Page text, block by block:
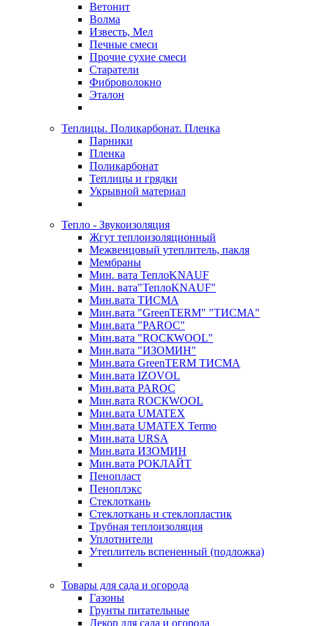
Ветонит
Волма
Известь, Мел
Печные смеси
Прочие сухие смеси
Старатели
Фиброволокно
Эталон
Теплицы. Поликарбонат. Пленка
Парники
Пленка
Поликарбонат
Теплицы и грядки
Укрывной материал
Тепло - Звукоизоляция
Жгут теплоизоляционный
Межвенцовый утеплитель, пакля
Мембраны
Мин. вата ТеплоKNAUF
Мин. вата"ТеплоKNAUF"
Мин.вата ТИСМА
Мин.вата "GreenTERM" "ТИСМА"
Мин.вата "PAROC"
Мин.вата "ROCКWOOL"
Мин.вата "ИЗОМИН"
Мин.вата GreenTERM ТИСМА
Мин.вата IZOVOL
Мин.вата PAROC
Мин.вата ROCКWOOL
Мин.вата UMATEX
Мин.вата UMATEX Termo
Мин.вата URSA
Мин.вата ИЗОМИН
Мин.вата РОКЛАЙТ
Пенопласт
Пеноплэкс
Стеклоткань
Стеклоткань и стеклопластик
Трубная теплоизоляция
Уплотнители
Утеплитель вспененный (подложка)
Товары для сада и огорода
Газоны
Грунты питательные
Декор для сада и огорода